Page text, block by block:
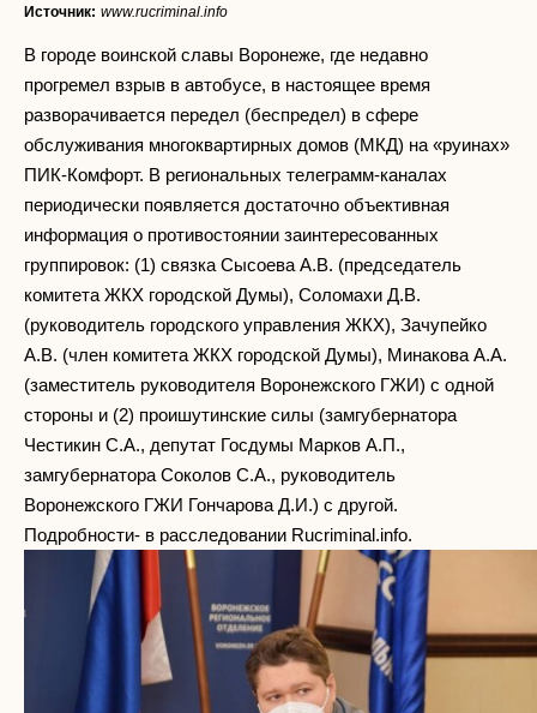
Источник: www.rucriminal.info
В городе воинской славы Воронеже, где недавно
прогремел взрыв в автобусе, в настоящее время
разворачивается передел (беспредел) в сфере
обслуживания многоквартирных домов (МКД) на «руинах»
ПИК-Комфорт. В региональных телеграмм-каналах
периодически появляется достаточно объективная
информация о противостоянии заинтересованных
группировок: (1) связка Сысоева А.В. (председатель
комитета ЖКХ городской Думы), Соломахи Д.В.
(руководитель городского управления ЖКХ), Зачупейко
А.В. (член комитета ЖКХ городской Думы), Минакова А.А.
(заместитель руководителя Воронежского ГЖИ) с одной
стороны и (2) проишутинские силы (замгубернатора
Честикин С.А., депутат Госдумы Марков А.П.,
замгубернатора Соколов С.А., руководитель
Воронежского ГЖИ Гончарова Д.И.) с другой.
Подробности- в расследовании Rucriminal.info.